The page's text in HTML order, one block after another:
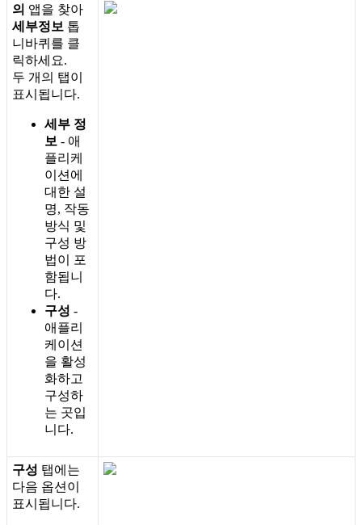
의 앱을 찾아
세 부정보 톱
니 바퀴 를 클
릭하세 요.
두 개 의 탭이
표시 됩니 다.
세 부 정
보 - 애
플리 케
이 션 에
대 한 설
명, 작동
방식 및
구성 방
법이
포
함됩니
다.
구성 -
애 플리
케 이 션
을 활성
화하고
구성하
는 곳입
니 다.
구성 탭에 는
다음 옵션 이
표시 됩니 다.